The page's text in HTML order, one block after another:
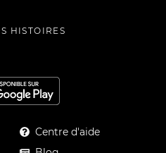
HISTOIRES
Centre d'aide